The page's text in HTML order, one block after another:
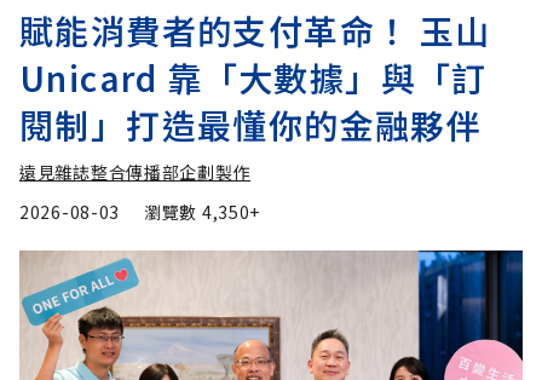
賦能消費者的支付革命！ 玉山
Unicard 靠「大數據」與「訂
閱制」打造最懂你的金融夥伴
遠見雜誌整合傳播部企劃製作
2026-08-03
瀏覽數 4,350+